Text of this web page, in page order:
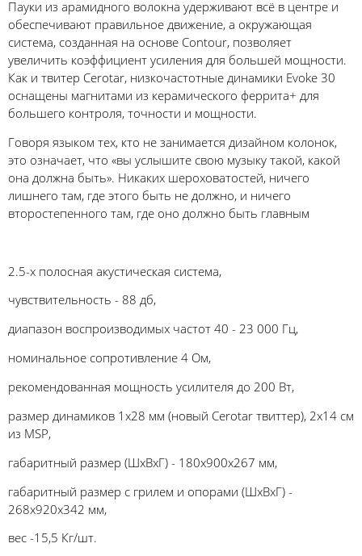
Пауки из арамидного волокна удерживают всё в центре и
обеспечивают правильное движение, а окружающая
система, созданная на основе Contour, позволяет
увеличить коэффициент усиления для большей мощности.
Как и твитер Cerotar, низкочастотные динамики Evoke 30
оснащены магнитами из керамического феррита+ для
большего контроля, точности и мощности.
Говоря языком тех, кто не занимается дизайном колонок,
это означает, что «вы услышите свою музыку такой, какой
она должна быть». Никаких шероховатостей, ничего
лишнего там, где этого быть не должно, и ничего
второстепенного там, где оно должно быть главным
2.5-х полосная акустическая система,
чувствительность - 88 дб,
диапазон воспроизводимых частот 40 - 23 000 Гц,
номинальное сопротивление 4 Ом,
рекомендованная мощность усилителя до 200 Вт,
размер динамиков 1х28 мм (новый Cerotar твиттер), 2х14 см
из MSP,
габаритный размер (ШхВхГ) - 180х900х267 мм,
габаритный размер с грилем и опорами (ШхВхГ) -
268х920х342 мм,
вес -15,5 Кг/шт.